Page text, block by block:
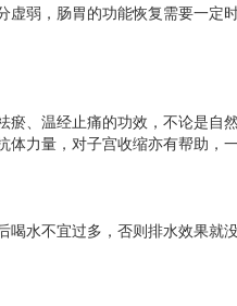
弱，肠胃的功能恢复需要一定
、温经止痛的功效，不论是自
力量，对子宫收缩亦有帮助，
水不宜过多，否则排水效果就没